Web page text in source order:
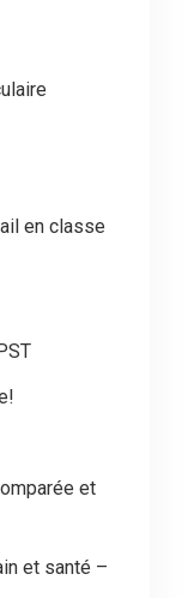
en classe
et
et santé –